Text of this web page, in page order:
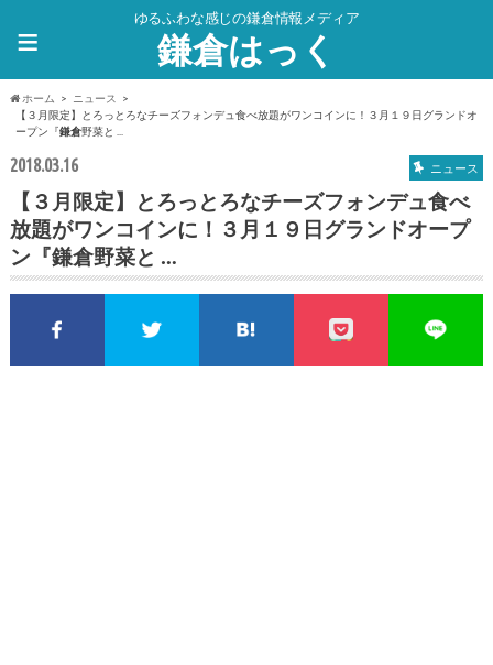
ゆるふわな感じの鎌倉情報メディア
鎌倉はっく
≡
ホーム
ニュース
【３月限定】とろっとろなチーズフォンデュ食べ放題がワンコインに！３月１９日グランドオ
ープン『鎌倉野菜と ...
2018.03.16 ニュース
【３月限定】とろっとろなチーズフォンデュ食べ
放題がワンコインに！３月１９日グランドオープ
ン『鎌倉野菜と …
FacebookでシェアTwitterでシェアこのエントリーをはて
pocket